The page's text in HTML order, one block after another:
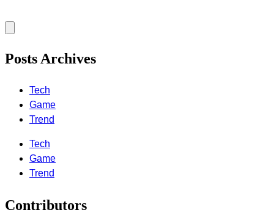
Posts Archives
Tech
Game
Trend
Tech
Game
Trend
Contributors